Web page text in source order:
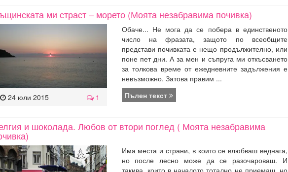
ми страст – морето (Моята незабравима почивка)
24 юли 2015 1
Обаче... Не мога да се побера в единственото
число на фразата, защото по всеобщите
представи почивката е нещо продължително, или
поне пет дни. А за мен и съпруга ми откъсването
за толкова време от ежедневните задължения е
невъзможно. Затова правим ...
Пълен текст
и шоколада. Любов от втори поглед ( Моята незабравима
Има места и страни, в които се влюбваш веднага,
но после лесно може да се разочароваш. И